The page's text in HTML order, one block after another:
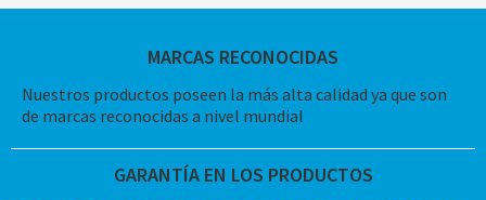
MARCAS RECONOCIDAS
Nuestros productos poseen la más alta calidad ya que son
de marcas reconocidas a nivel mundial
GARANTÍA EN LOS PRODUCTOS